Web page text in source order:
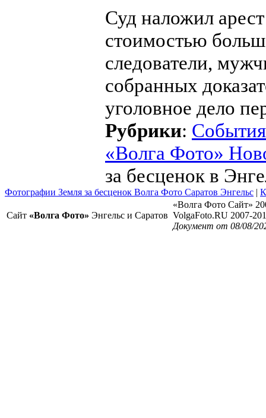
Суд наложил
стоимостью
следователи,
собранных
уголовное дело
Рубрики: События
«Волга Фото»
за бесценок в
Фотографии Земля за бесценок Волга Фото Саратов Энгельс |
Сайт «Волга Фото» Энгельс и Саратов
«Волга Фото Сайт»
VolgaFoto.RU 2007-
Документ от 08/08/